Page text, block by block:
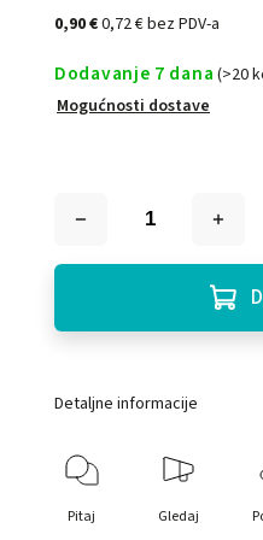
0,90 €0,72 € bez PDV-a
Dodavanje 7 dana (>20
Mogućnosti dostave
Detaljne informacije
Pitaj Gledaj